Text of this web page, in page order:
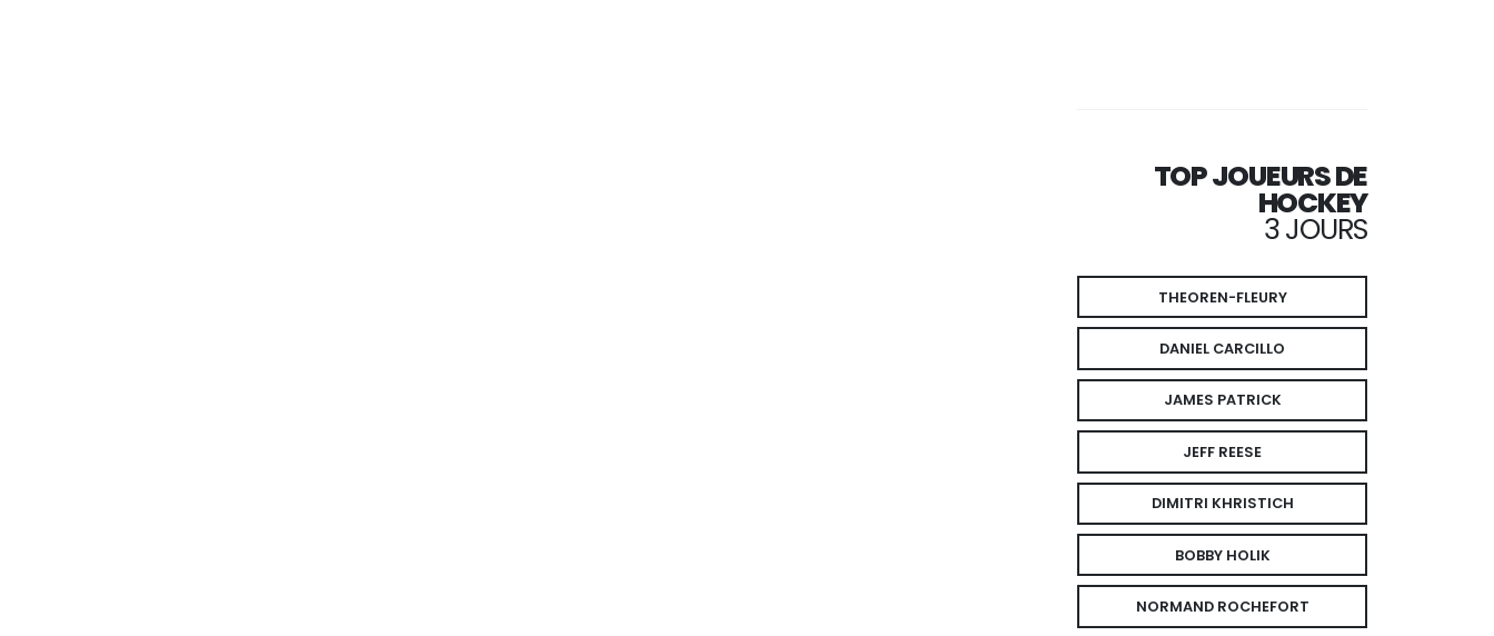
TOP JOUEURS DE
HOCKEY
3 JOURS
THEOREN-FLEURY
DANIEL CARCILLO
JAMES PATRICK
JEFF REESE
DIMITRI KHRISTICH
BOBBY HOLIK
NORMAND ROCHEFORT